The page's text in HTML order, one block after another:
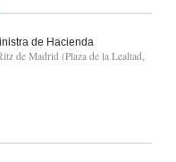
de Hacienda
de Madrid (Plaza de la Lealtad,